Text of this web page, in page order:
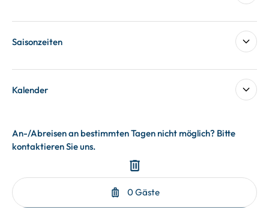
Saisonzeiten
Kalender